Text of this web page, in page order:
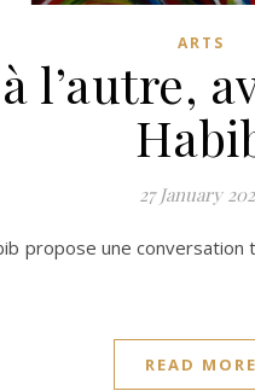
ARTS
l’autre,
27 January
propose une
READ MORE